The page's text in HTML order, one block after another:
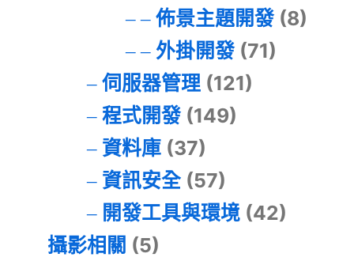
佈景主題開發(8)
外掛開發(71)
伺服器管理(121)
程式開發(149)
資料庫(37)
資訊安全(57)
開發工具與環境(42)
攝影相關 (5)